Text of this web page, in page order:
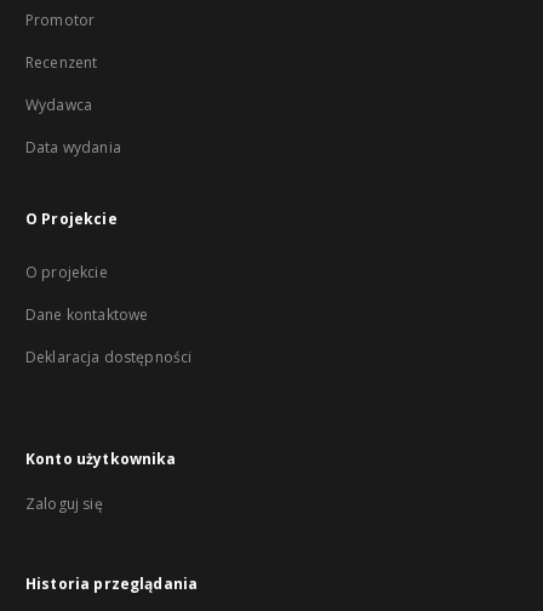
Promotor
Recenzent
Wydawca
Data wydania
O Projekcie
O projekcie
Dane kontaktowe
Deklaracja dostępności
Konto użytkownika
Zaloguj się
Historia przeglądania